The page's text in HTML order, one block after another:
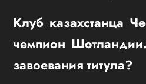
Клуб казахстанца
чемпион
завоевания титула?